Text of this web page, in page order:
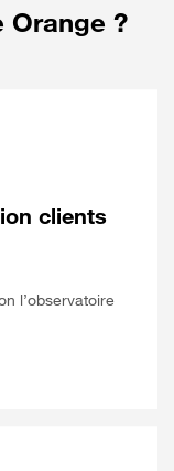
Orange ?
clients
l’observatoire